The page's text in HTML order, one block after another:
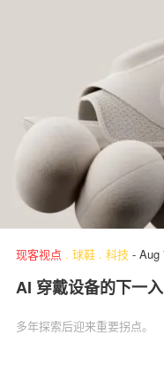
现客视点 . 球鞋 . 科技 - Aug
AI 穿戴设备的下一
多年探索后迎来重要拐点。